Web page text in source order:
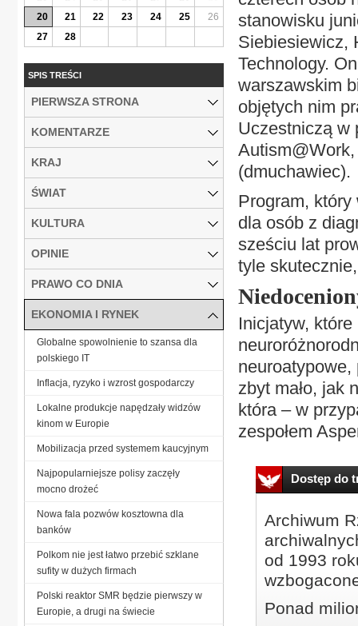
stanowisku
Siebiesiewicz,
Technology.
warszawskim
objętych nim
Uczestniczą w
(dmuchawiec).
Program,
dla osób z
sześciu lat
tyle
Inicjatyw,
zbyt mało, jak
która – w
zespołem
Dostęp do
Archiwum
od 1993
Ponad
20
21 22 23 24 25
26
27
28
SPIS TREŚCI
PIERWSZA STRONA
KOMENTARZE
KRAJ
ŚWIAT
KULTURA
OPINIE
PRAWO CO DNIA
EKONOMIA I RYNEK
Globalne spowolnienie to szansa dla
polskiego IT
Inflacja, ryzyko i wzrost gospodarczy
Lokalne produkcje napędzały widzów
kinom w Europie
Mobilizacja przed systemem kaucyjnym
Najpopularniejsze polisy zaczęły
mocno drożeć
Nowa fala pozwów kosztowna dla
banków
Polkom nie jest łatwo przebić szklane
sufity w dużych firmach
Polski reaktor SMR będzie pierwszy w
Europie, a drugi na świecie